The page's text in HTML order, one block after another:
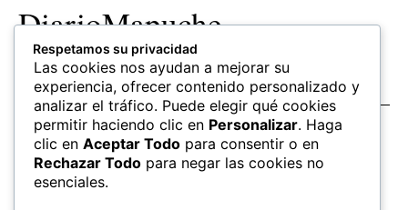
DiarioMapuche
TERRITORIO CULTURA
Patrimonio
OPINION
Columnistas
SALUD
hierbas
EDUCACIÓN
Mapudungun
Estudiantes
FOLLOW US
Respetamos su privacidad
Las cookies nos ayudan a mejorar su
experiencia, ofrecer contenido personalizado y
analizar el tráfico. Puede elegir qué cookies
permitir haciendo clic en Personalizar. Haga
clic en Aceptar Todo para consentir o en
Rechazar Todo para negar las cookies no
esenciales.